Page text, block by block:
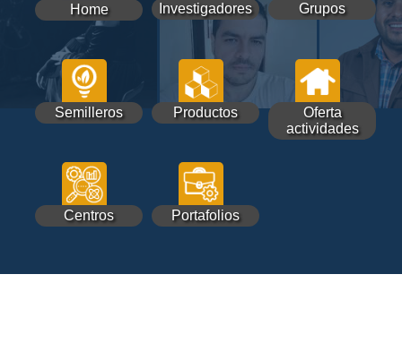
Home Investigadores Grupos
Semilleros Productos
Oferta
actividades
Centros Portafolios